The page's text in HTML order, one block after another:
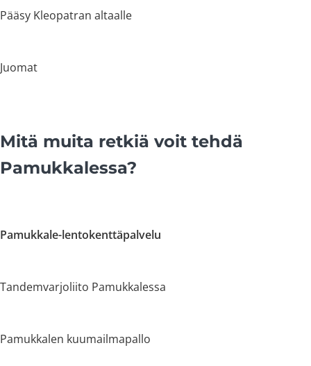
Pääsy Kleopatran altaalle
Juomat
Mitä muita retkiä voit tehdä
Pamukkalessa?
Pamukkale-lentokenttäpalvelu
Tandemvarjoliito Pamukkalessa
Pamukkalen kuumailmapallo